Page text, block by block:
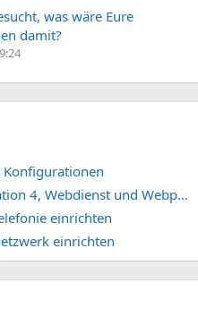
was wäre Eure
damit?
Konfigurationen
Synology DSM 7.2/7.3, Web Station 4, Webdienst und Webportal erstellen (ehemals vHost)
einrichten
einrichten